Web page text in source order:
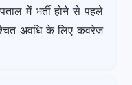
में भर्ती होने से पहले
अवधि के लिए कवरेज